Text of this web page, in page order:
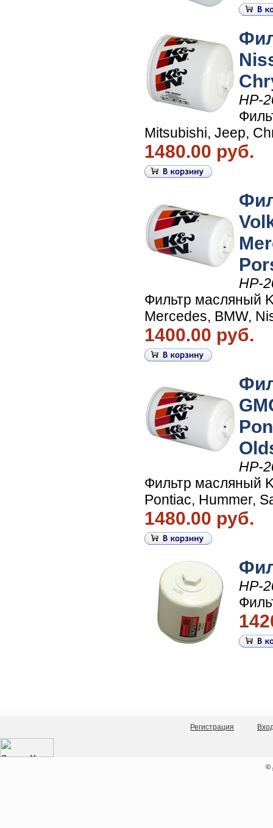
HP-
Mitsubishi, Jeep,
1480.00 руб.
HP-
Фильтр масляный
Mercedes, BMW,
1400.00 руб.
HP-
Фильтр масляный
Pontiac, Hummer,
1480.00 руб.
HP-
Регистрация
©